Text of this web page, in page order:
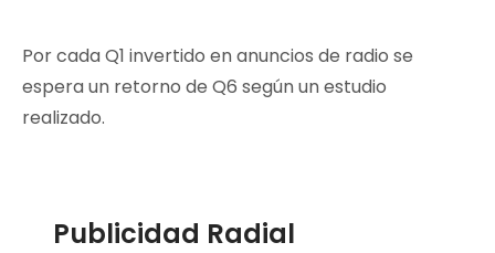
Por cada Q1 invertido en anuncios de radio se
espera un retorno de Q6 según un estudio
realizado.